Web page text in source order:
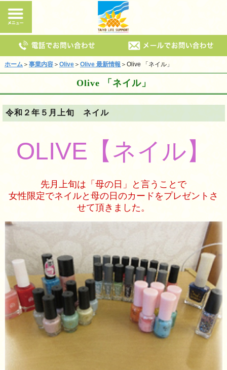
ホーム＞ 事業内容＞ Olive＞ Olive 最新情報 ＞Olive 「ネイル」
Olive 「ネイル」
令和２年５月上旬 ネイル
OLIVE【ネイル】
先月上旬は「母の日」と言うことで
女性限定でネイルと母の日のカードをプレゼントさ
せて頂きました。